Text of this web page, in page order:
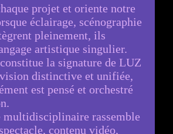
projet et oriente notre
éclairage, scénographie
pleinement, ils
artistique singulier.
la signature de LUZ
distinctive et unifiée,
est pensé et orchestré
multidisciplinaire rassemble
contenu vidéo,